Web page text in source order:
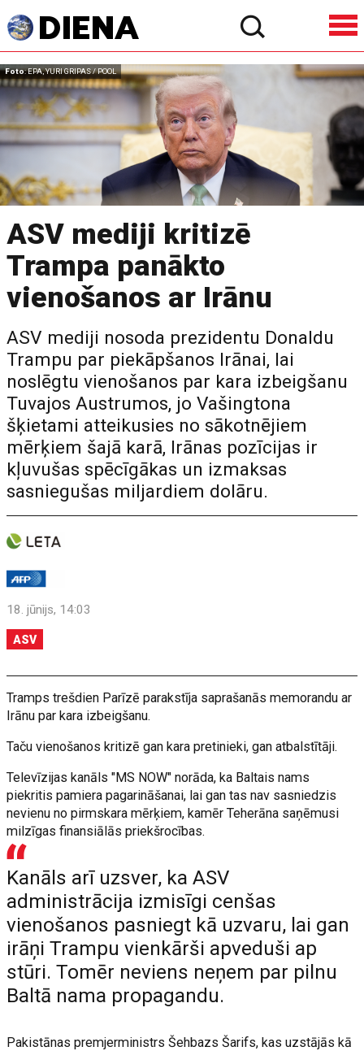
Foto: EPA, YURI GRIPAS / POOL
ASV mediji kritizē
Trampa panākto
vienošanos ar Irānu
ASV mediji nosoda prezidentu Donaldu
Trampu par piekāpšanos Irānai, lai
noslēgtu vienošanos par kara izbeigšanu
Tuvajos Austrumos, jo Vašingtona
šķietami atteikusies no sākotnējiem
mērķiem šajā karā, Irānas pozīcijas ir
kļuvušas spēcīgākas un izmaksas
sasniegušas miljardiem dolāru.
18. jūnijs, 14:03
ASV
Tramps trešdien Parīzē parakstīja saprašanās memorandu ar
Irānu par kara izbeigšanu.
Taču vienošanos kritizē gan kara pretinieki, gan atbalstītāji.
Televīzijas kanāls "MS NOW" norāda, ka Baltais nams
piekritis pamiera pagarināšanai, lai gan tas nav sasniedzis
nevienu no pirmskara mērķiem, kamēr Teherāna saņēmusi
milzīgas finansiālās priekšrocības.
Kanāls arī uzsver, ka ASV
administrācija izmisīgi cenšas
vienošanos pasniegt kā uzvaru, lai gan
irāņi Trampu vienkārši apveduši ap
stūri. Tomēr neviens neņem par pilnu
Baltā nama propagandu.
Pakistānas premjerministrs Šehbazs Šarifs, kas uzstājās kā